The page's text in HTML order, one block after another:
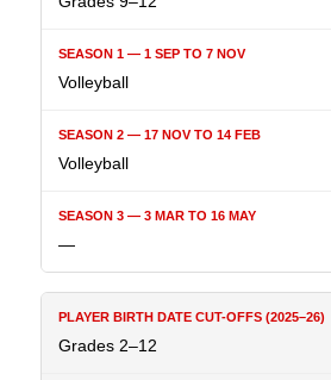
Volleyball
Volleyball
—
Grades 2–12